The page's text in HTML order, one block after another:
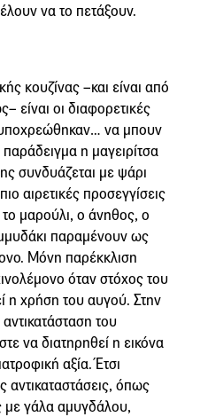
να το πετάξουν.
κουζίνας –και είναι από
είναι οι διαφορετικές
να μπουν
η μαγειρίτσα
συνδυάζεται με ψάρι
αιρετικές προσεγγίσεις
το μαρούλι, ο άνηθος, ο
παραμένουν ως
Μόνη παρέκκλιση
όταν στόχος του
η χρήση του αυγού. Στην
αντικατάσταση του
να διατηρηθεί η εικόνα
αξία. Έτσι
αντικαταστάσεις, όπως
με γάλα αμυγδάλου,